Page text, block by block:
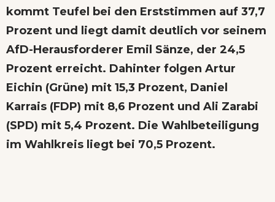
kommt Teufel bei den Erststimmen auf 37,7
Prozent und liegt damit deutlich vor seinem
AfD-Herausforderer Emil Sänze, der 24,5
Prozent erreicht. Dahinter folgen Artur
Eichin (Grüne) mit 15,3 Prozent, Daniel
Karrais (FDP) mit 8,6 Prozent und Ali Zarabi
(SPD) mit 5,4 Prozent. Die Wahlbeteiligung
im Wahlkreis liegt bei 70,5 Prozent.